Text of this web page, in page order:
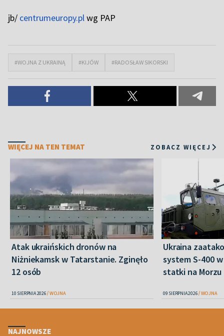
jb/ centrumeuropy.plwg PAP
#WOJNA Z UKRAINĄ #KIJÓW #RADOSŁAW SIKORSKI
WIĘCEJ NA TEN TEMAT ZOBACZ WIĘCEJ
Atak ukraińskich dronów na
Niżniekamsk w Tatarstanie. Zginęło
12 osób
10 SIERPNIA 2026 WOJNA
Ukraina
system S-400
statki na Morzu
09 SIERPNIA 2026 WOJNA
NAJNOWSZE